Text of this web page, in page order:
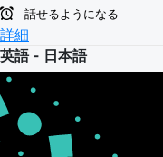
話せるようになる
詳細
英語 - 日本語